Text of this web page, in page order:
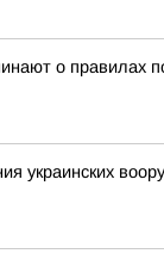
о правилах
украинских